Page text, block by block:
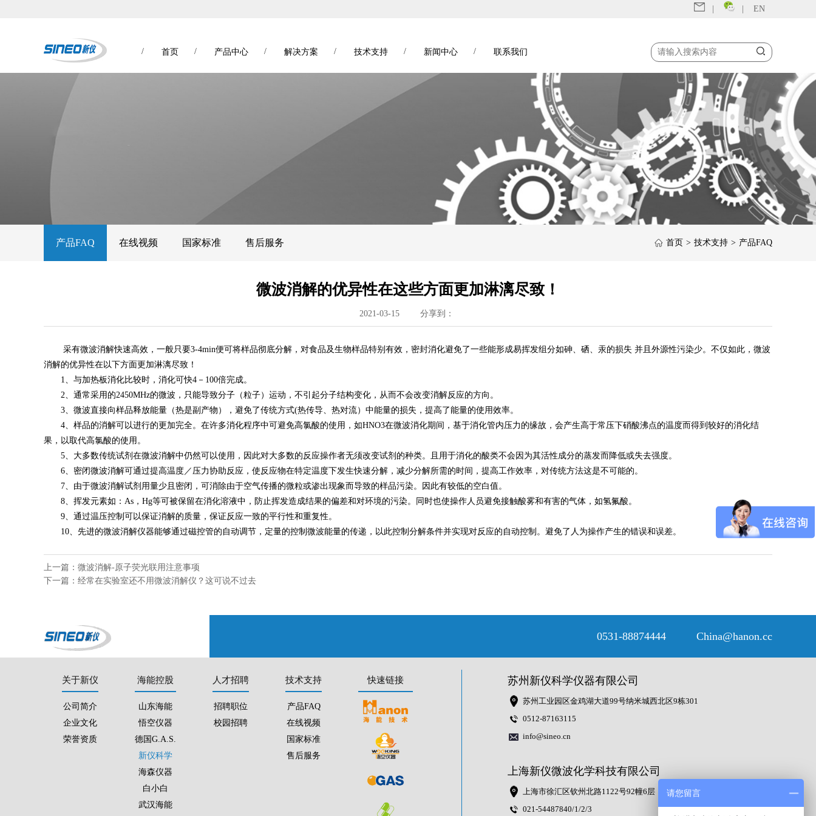
EN
/ 首页 / 产品中心 / 解决方案 / 技术支持 / 新闻中心 / 联系我们
产品FAQ 在线视频 国家标准 售后服务 首页 > 技术支持 > 产品FAQ
微波消解的优异性在这些方面更加淋漓尽致！
2021-03-15 分享到：
采有微波消解快速高效，一般只要3-4min便可将样品彻底分解，对食品及生物样品特别有效，密封消化避免了一些能形成易挥发组分如砷、硒、汞的损失 并且外源性污染少。不仅如此，微波
消解的优异性在以下方面更加淋漓尽致！
1、与加热板消化比较时，消化可快4－100倍完成。
2、通常采用的2450MHz的微波，只能导致分子（粒子）运动，不引起分子结构变化，从而不会改变消解反应的方向。
3、微波直接向样品释放能量（热是副产物），避免了传统方式(热传导、热对流）中能量的损失，提高了能量的使用效率。
4、样品的消解可以进行的更加完全。在许多消化程序中可避免高氯酸的使用，如HNO3在微波消化期间，基于消化管内压力的缘故，会产生高于常压下硝酸沸点的温度而得到较好的消化结
果，以取代高氯酸的使用。
5、大多数传统试剂在微波消解中仍然可以使用，因此对大多数的反应操作者无须改变试剂的种类。且用于消化的酸类不会因为其活性成分的蒸发而降低或失去强度。
6、密闭微波消解可通过提高温度／压力协助反应，使反应物在特定温度下发生快速分解，减少分解所需的时间，提高工作效率，对传统方法这是不可能的。
7、由于微波消解试剂用量少且密闭，可消除由于空气传播的微粒或渗出现象而导致的样品污染。因此有较低的空白值。
8、挥发元素如：As，Hg等可被保留在消化溶液中，防止挥发造成结果的偏差和对环境的污染。同时也使操作人员避免接触酸雾和有害的气体，如氢氟酸。
9、通过温压控制可以保证消解的质量，保证反应一致的平行性和重复性。
10、先进的微波消解仪器能够通过磁控管的自动调节，定量的控制微波能量的传递，以此控制分解条件并实现对反应的自动控制。避免了人为操作产生的错误和误差。
上一篇： 微波消解-原子荧光联用注意事项
下一篇： 经常在实验室还不用微波消解仪？这可说不过去
0531-88874444 China@hanon.cc
关于新仪
公司简介
企业文化
荣誉资质
海能控股
山东海能
悟空仪器
德国G.A.S.
新仪科学
海森仪器
白小白
武汉海能
人才招聘
招聘职位
校园招聘
技术支持
产品FAQ
在线视频
国家标准
售后服务
快速链接 苏州新仪科学仪器有限公司
苏州工业园区金鸡湖大道99号纳米城西北区9栋301
0512-87163115
info@sineo.cn
上海新仪微波化学科技有限公司
上海市徐汇区钦州北路1122号92幢6层
021-54487840/1/2/3
请您留言